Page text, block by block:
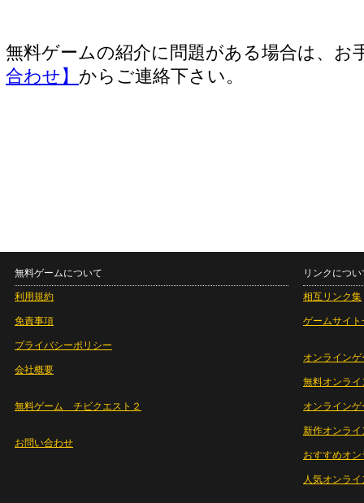
無料ゲームの紹介に問題がある場合は、お
合わせ】 からご連絡下さい。
無料ゲームについて
利用規約
免責事項
プライバシーポリシー
会社概要
無料ゲーム チビクエスト２
お問い合わせ
リンクについ
相互リンク集
ゲームサイト
オンラインゲ
無料オンライ
オンライン
新作オンライ
おすすめオ
人気オンラ